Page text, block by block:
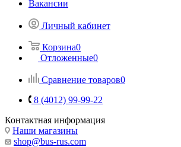
Вакансии
Личный кабинет
Корзина0
Отложенные0
Сравнение товаров0
8 (4012) 99-99-22
Контактная информация
Наши магазины
shop@bus-rus.com